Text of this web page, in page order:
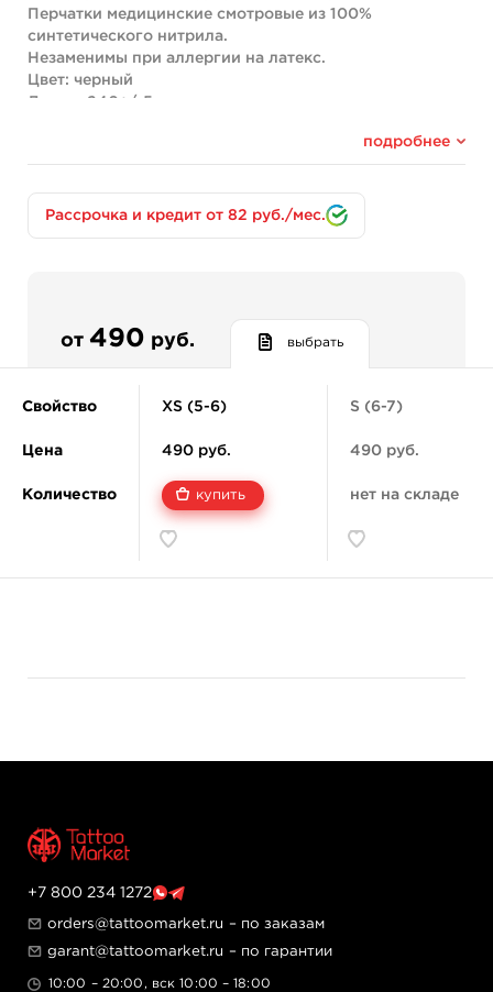
Перчатки медицинские смотровые из 100%
синтетического нитрила.
Незаменимы при аллергии на латекс.
Цвет: черный
Длина: 240+/-5 мм
Произведено: LATEXX MANUFACTURING SDN.BHD,
Semperit Group, Малайзия
подробнее
Рассрочка и кредит от 82 руб./мес.
от 490 руб. выбрать
Свойство
Цена
Количество
XS (5-6)
490 руб.
купить
S (6-7)
490 руб.
нет на складе
+7 800 234 1272
orders@tattoomarket.ru – по заказам
garant@tattoomarket.ru – по гарантии
10:00 – 20:00, вск 10:00 – 18:00